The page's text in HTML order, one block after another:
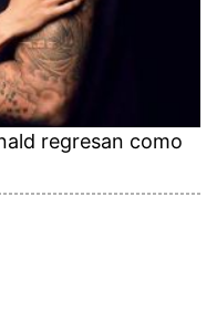
regresan como